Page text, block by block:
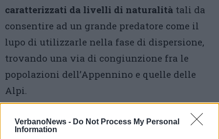
VerbanoNews - Do Not Process My Personal
Information
caratterizzati da livelli di naturalità tali da
consentire ad un grande predatore come il
lupo di utilizzarle nella fase di dispersione,
trovando una via di congiunzione fra le
popolazioni dell’Appennino e quelle delle
Alpi.